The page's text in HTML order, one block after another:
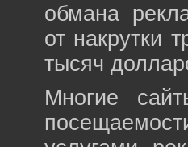
обмана
от накрутки
тысяч
Многие